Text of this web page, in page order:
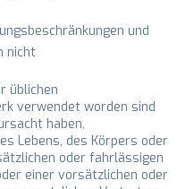
und
nicht
üblichen
verwendet worden sind
haben,
Lebens, des Körpers oder
oder fahrlässigen
einer vorsätzlichen oder